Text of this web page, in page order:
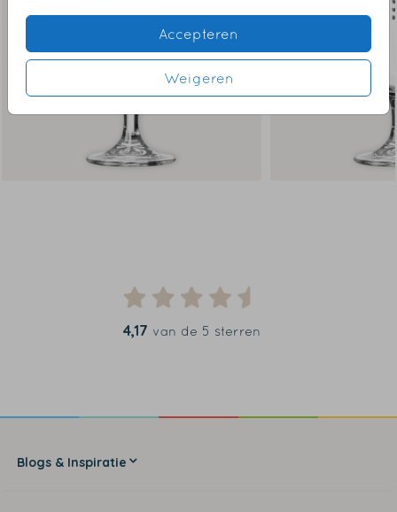
Accepteren
Weigeren
4,17 van de 5 sterren
Blogs & Inspiratie